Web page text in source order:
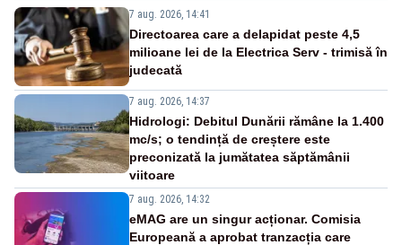
7 aug. 2026, 14:41
Directoarea care a delapidat peste 4,5
milioane lei de la Electrica Serv - trimisă în
judecată
7 aug. 2026, 14:37
Hidrologi: Debitul Dunării rămâne la 1.400
mc/s; o tendință de creștere este
preconizată la jumătatea săptămânii
viitoare
7 aug. 2026, 14:32
eMAG are un singur acționar. Comisia
Europeană a aprobat tranzacția care